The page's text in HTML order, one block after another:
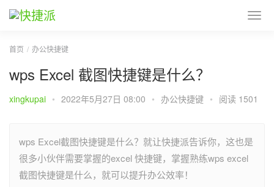
首页 办公快捷键
wps Excel 截图快捷键是什么？
xingkupai • 2022年5月27日 08:00 • 办公快捷键 • 阅读 1501
wps Excel截图快捷键是什么？就让快捷派告诉你，这也是
很多小伙伴需要掌握的excel 快捷键，掌握熟练wps excel
截图快捷键是什么，就可以提升办公效率！